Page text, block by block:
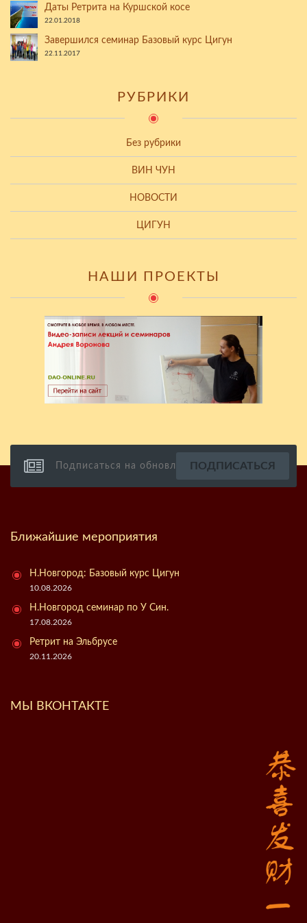
Даты Ретрита на Куршской косе
22.01.2018
Завершился семинар Базовый курс Цигун
22.11.2017
РУБРИКИ
Без рубрики
ВИН ЧУН
НОВОСТИ
ЦИГУН
НАШИ ПРОЕКТЫ
Ближайшие мероприятия
Н.Новгород: Базовый курс Цигун
10.08.2026
Н.Новгород семинар по У Син.
17.08.2026
Ретрит на Эльбрусе
20.11.2026
МЫ ВКОНТАКТЕ